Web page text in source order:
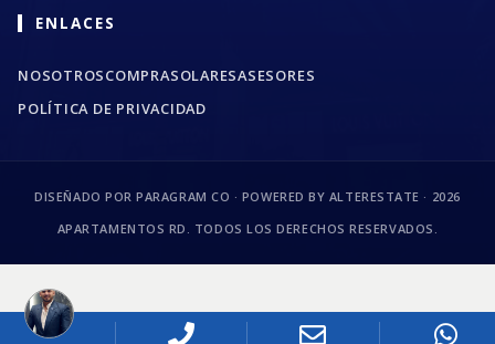
ENLACES
NOSOTROSCOMPRASOLARESASESORES
POLÍTICA DE PRIVACIDAD
DISEÑADO POR PARAGRAM CO · POWERED BY ALTERESTATE · 2026
APARTAMENTOS RD. TODOS LOS DERECHOS RESERVADOS.